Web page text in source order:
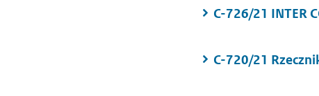
C-726/21 INTER
C-720/21